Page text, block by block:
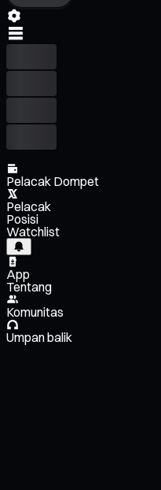
Pelacak Dompet
Pelacak
Posisi
Watchlist
App
Tentang
Komunitas
Umpan balik